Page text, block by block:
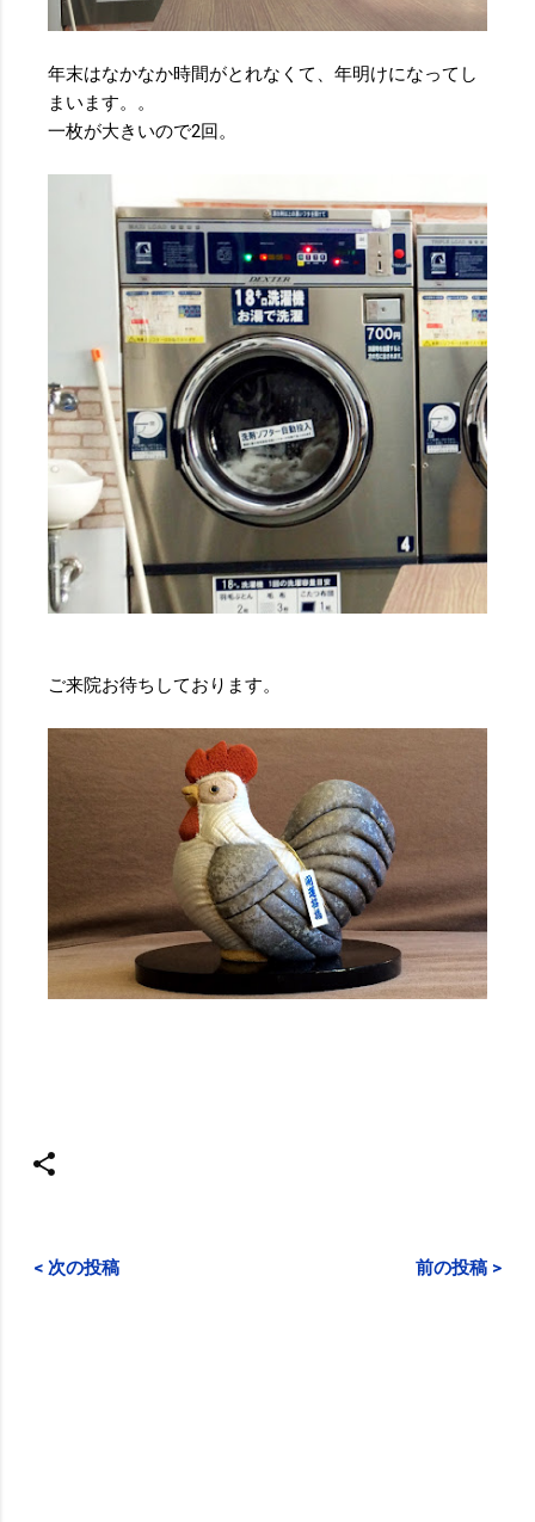
年末はなかなか時間がとれなくて、年明けになってし
まいます。。
一枚が大きいので2回。
ご来院お待ちしております。
< 次の投稿 前の投稿 >